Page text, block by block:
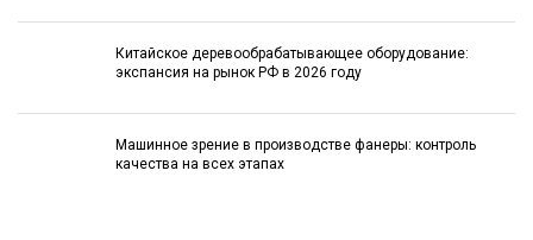
Китайское деревообрабатывающее оборудование:
экспансия на рынок РФ в 2026 году
Машинное зрение в производстве фанеры: контроль
качества на всех этапах